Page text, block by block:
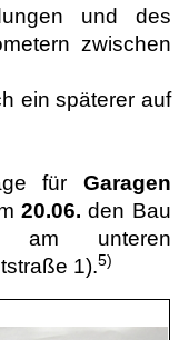
und des
zwischen
ein späterer auf
für Garagen
20.06. den Bau
am unteren
1).5)